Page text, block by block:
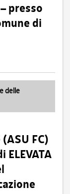
presso
di
delle
FC)
ELEVATA